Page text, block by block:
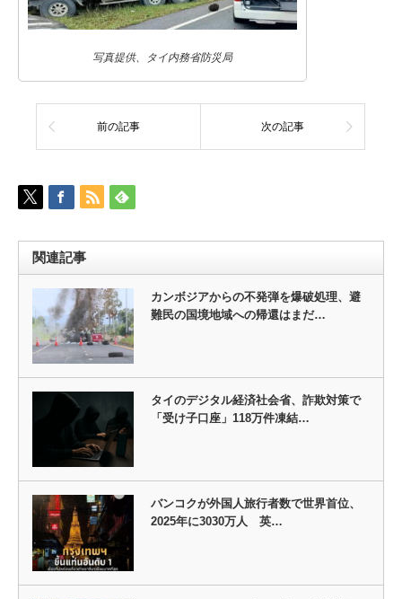
写真提供、タイ内務省防災局
前の記事 次の記事
関連記事
カンボジアからの不発弾を爆破処理、避
難民の国境地域への帰還はまだ…
タイのデジタル経済社会省、詐欺対策で
「受け子口座」118万件凍結…
バンコクが外国人旅行者数で世界首位、
2025年に3030万人 英…